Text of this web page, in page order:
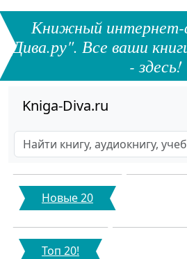
Книжный интернет-
Дива.ру". Все ваши
- здесь!
Kniga-Diva.ru
Новые 20
Топ 20!